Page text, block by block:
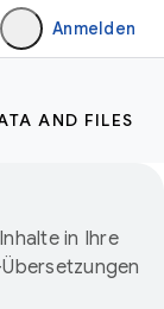
Anmelden
AND FILES
in Ihre